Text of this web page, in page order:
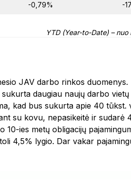
-0,79% -
YTD (Year-to-Date) –
JAV darbo rinkos duomenys.
daugiau naujų darbo vietų
kad bus sukurta apie 40 tūkst.
su kovu, nepasikeitė ir sudarė
ies metų obligacijų
4,5% lygio. Dar vakar